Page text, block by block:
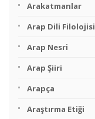
Arakatmanlar
Arap Dili Filolojisi
Arap Nesri
Arap Şiiri
Arapça
Araştırma Etiği